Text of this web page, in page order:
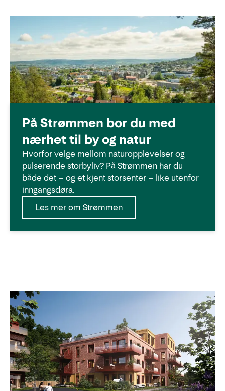
På Strømmen bor du med
nærhet til by og natur
Hvorfor velge mellom naturopplevelser og
pulserende storbyliv? På Strømmen har du
både det – og et kjent storsenter – like utenfor
inngangsdøra.
Les mer om Strømmen